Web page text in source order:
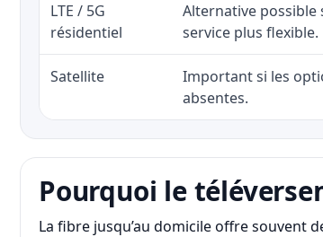
LTE / 5G
résidentiel
Alternative possible
service plus flexible.
Satellite
Important si les
absentes.
Pourquoi le
La fibre jusqu’au domicile offre souvent